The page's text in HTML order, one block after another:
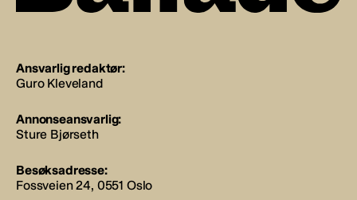
Ansvarlig redaktør:
Guro Kleveland
Annonseansvarlig:
Sture Bjørseth
Besøksadresse:
Fossveien 24, 0551 Oslo